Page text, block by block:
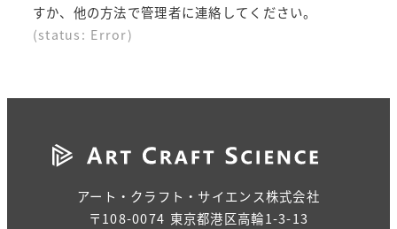
すか、他の方法で管理者に連絡してください。
(status: Error)
アート・クラフト・サイエンス株式会社
〒108-0074 東京都港区高輪1-3-13